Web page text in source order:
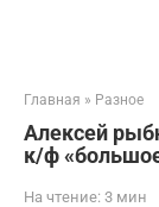
Главная » Разное
Алексей
к/ф
На чтение: 3 мин